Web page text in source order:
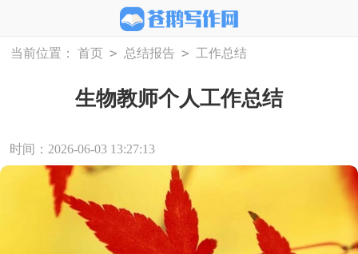
当前位置： 首页 > 总结报告 > 工作总结
生物教师个人工作总结
时间：2026-06-03 13:27:13